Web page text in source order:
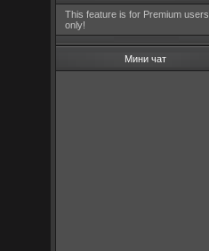
This feature is for Premium users
only!
Мини чат